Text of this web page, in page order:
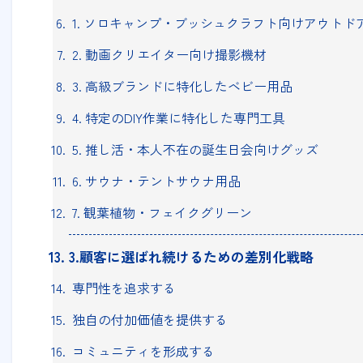
1. ソロキャンプ・ブッシュクラフト向けアウトド
2. 動画クリエイター向け撮影機材
3. 高級ブランドに特化したベビー用品
4. 特定のDIY作業に特化した専門工具
5. 推し活・本人不在の誕生日会向けグッズ
6. サウナ・テントサウナ用品
7. 観葉植物・フェイクグリーン
3.顧客に選ばれ続けるための差別化戦略
専門性を追求する
独自の付加価値を提供する
コミュニティを形成する